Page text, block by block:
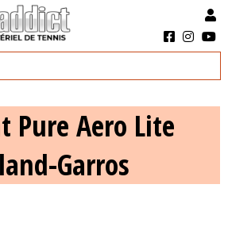
MARQUES & PRODUITS
DU MATERIEL
Pure Aero Lite
Garros